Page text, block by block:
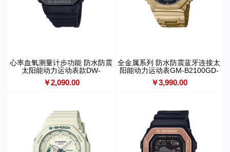
心率血氧测量计步功能 防水防震
太阳能动力运动表款DW-
H5600MB
￥2,090.00
全金属系列 防水防震蓝牙连接太
阳能动力运动表GM-B2100GD-
9APRT
￥3,990.00